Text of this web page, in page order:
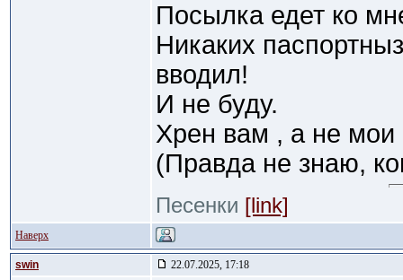
Посылка едет ко
Никаких
вводил!
И не буду.
Хрен вам , а не
(Правда не знаю,
Песенки [link]
Наверх
swin 22.07.2025, 17:18